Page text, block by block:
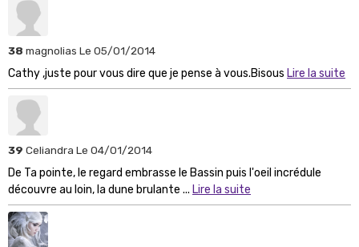
38 magnolias Le 05/01/2014
Cathy ,juste pour vous dire que je pense à vous.Bisous Lire la suite
39 Celiandra Le 04/01/2014
De Ta pointe, le regard embrasse le Bassin puis l'oeil incrédule
découvre au loin, la dune brulante ... Lire la suite